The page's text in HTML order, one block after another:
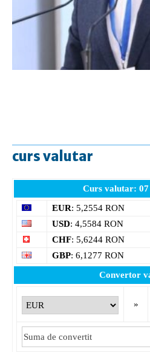
curs valutar
Curs valutar: 07
EUR: 5,2554 RON
USD: 4,5584 RON
CHF: 5,6244 RON
GBP: 6,1277 RON
Convertor
»